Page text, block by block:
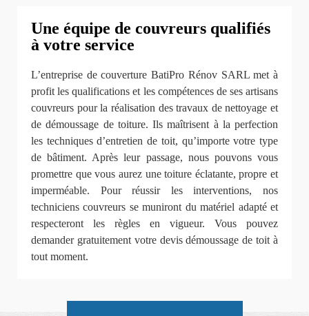
Une équipe de couvreurs qualifiés
à votre service
L’entreprise de couverture BatiPro Rénov SARL met à
profit les qualifications et les compétences de ses artisans
couvreurs pour la réalisation des travaux de nettoyage et
de démoussage de toiture. Ils maîtrisent à la perfection
les techniques d’entretien de toit, qu’importe votre type
de bâtiment. Après leur passage, nous pouvons vous
promettre que vous aurez une toiture éclatante, propre et
imperméable. Pour réussir les interventions, nos
techniciens couvreurs se muniront du matériel adapté et
respecteront les règles en vigueur. Vous pouvez
demander gratuitement votre devis démoussage de toit à
tout moment.